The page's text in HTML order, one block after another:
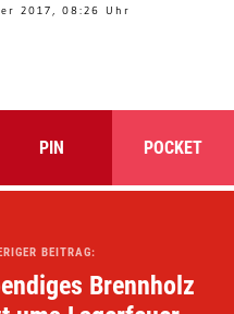
2017, 08:26 Uhr
PIN POCKET
BEITRAG:
Brennholz